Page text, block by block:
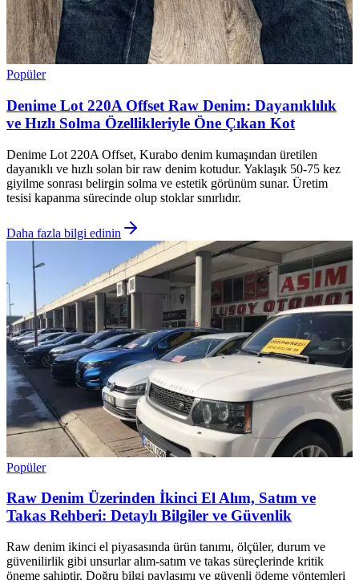
Popüler
Denime Lot 220A Offset Raw Denim: Dayanıklılık
ve Hızlı Solma Özellikleriyle Öne Çıkan Kot
Denime Lot 220A Offset, Kurabo denim kumaşından üretilen
dayanıklı ve hızlı solan bir raw denim kotudur. Yaklaşık 50-75 kez
giyilme sonrası belirgin solma ve estetik görünüm sunar. Üretim
tesisi kapanma sürecinde olup stoklar sınırlıdır.
Daha fazla bilgi edinin
Popüler
Raw Denim Üzerinden İkinci El Alım, Satım ve
Takas Rehberi: Detaylı Bilgiler ve Güvenlik
Raw denim ikinci el piyasasında ürün tanımı, ölçüler, durum ve
güvenilirlik gibi unsurlar alım-satım ve takas süreçlerinde kritik
öneme sahiptir. Doğru bilgi paylaşımı ve güvenli ödeme yöntemleri